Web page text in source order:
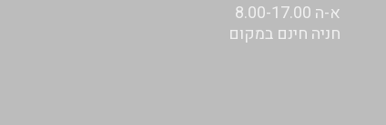
א-ה 8.00-17.00
חניה חינם במקום